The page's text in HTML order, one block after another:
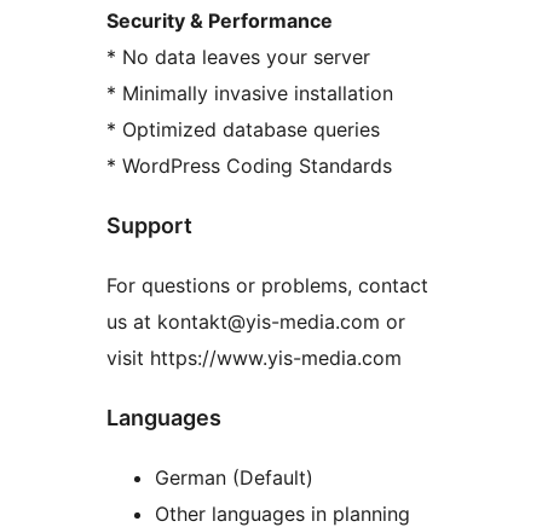
Security & Performance
* No data leaves your server
* Minimally invasive installation
* Optimized database queries
* WordPress Coding Standards
Support
For questions or problems, contact
us at kontakt@yis-media.com or
visit https://www.yis-media.com
Languages
German (Default)
Other languages in planning